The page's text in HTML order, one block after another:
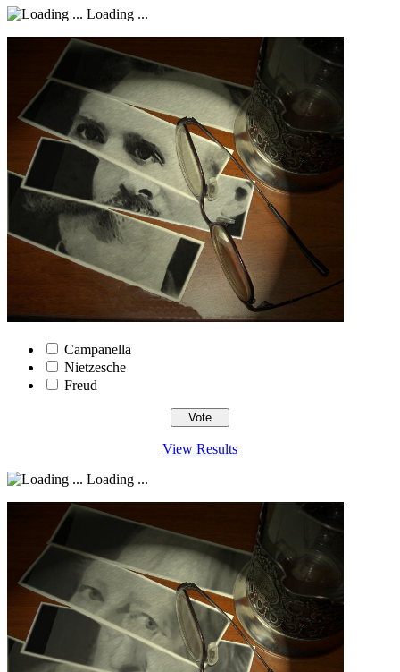
Loading ...
Campanella
Nietzesche
Freud
View Results
Loading ...